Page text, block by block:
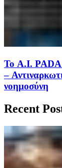
Το A.I. PADA
–
νοημοσύνη
Recent